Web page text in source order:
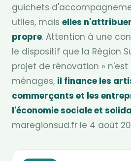
guichets
utiles, mais elles
propre. Attention à une
le dispositif que la Région
projet de rénovation »
ménages, il finance les
commerçants et les
l'économie sociale et
maregionsud.fr le 4 août